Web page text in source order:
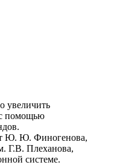
увеличить
помощью
Ю. Ю. Финогенова,
Г.В. Плеханова,
системе.